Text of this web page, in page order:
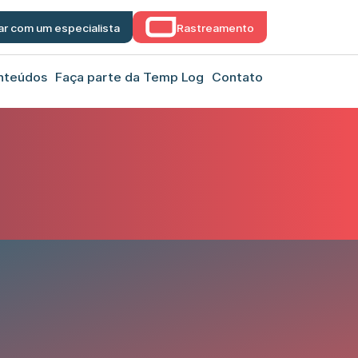
com um especialista Rastreamento
Faça parte da Temp Log Contato